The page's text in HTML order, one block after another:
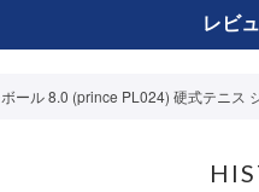
レビ
ール 8.0 (prince PL024) 硬式テニス